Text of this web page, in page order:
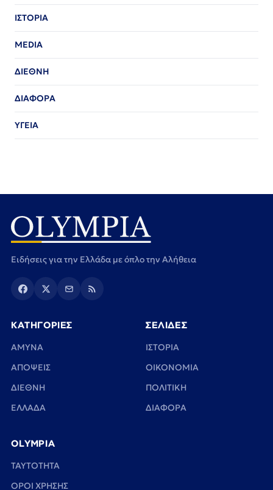
ΙΣΤΟΡΙΑ
MEDIA
ΔΙΕΘΝΗ
ΔΙΑΦΟΡΑ
ΥΓΕΙΑ
Ειδήσεις για την Ελλάδα με όπλο την Αλήθεια
ΚΑΤΗΓΟΡΙΕΣ
ΑΜΥΝΑ
ΑΠΟΨΕΙΣ
ΔΙΕΘΝΗ
ΕΛΛΑΔΑ
ΣΕΛΙΔΕΣ
ΙΣΤΟΡΙΑ
ΟΙΚΟΝΟΜΙΑ
ΠΟΛΙΤΙΚΗ
ΔΙΑΦΟΡΑ
OLYMPIA
TAYTOTHTA
ΟΡΟΙ ΧΡΗΣΗΣ